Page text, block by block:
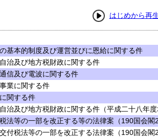
はじめから再
基本的制度及び運営並びに恩給に関する件
治及び地方税財政に関する件
信及び電波に関する件
業に関する件
関する件
治及び地方税財政に関する件（平成二十八年
法等の一部を改正する等の法律案（190国会閣
付税法等の一部を改正する法律案（190国会閣